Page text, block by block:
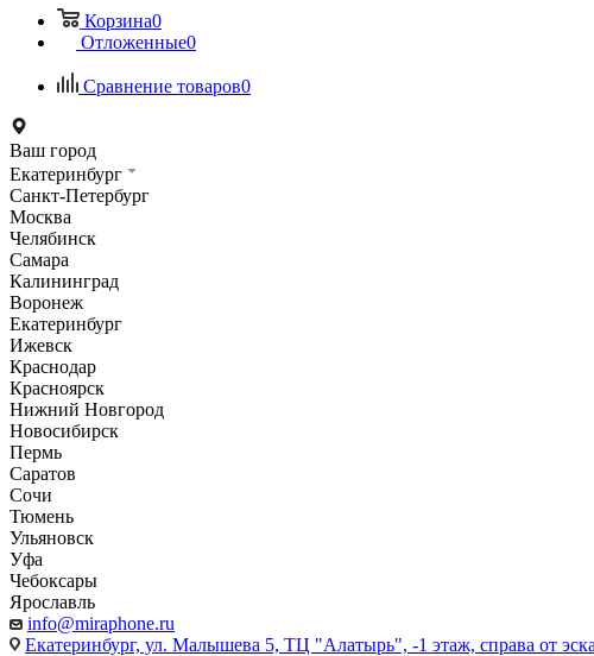
Корзина0
Отложенные0
Сравнение товаров0
Ваш город
Екатеринбург
Санкт-Петербург
Москва
Челябинск
Самара
Калининград
Воронеж
Екатеринбург
Ижевск
Краснодар
Красноярск
Нижний Новгород
Новосибирск
Пермь
Саратов
Сочи
Тюмень
Ульяновск
Уфа
Чебоксары
Ярославль
info@miraphone.ru
Екатеринбург, ул. Малышева 5, ТЦ "Алатырь", -1 этаж, справа от